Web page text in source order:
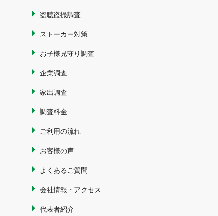
盗聴盗撮調査
ストーカー対策
お子様見守り調査
企業調査
家出調査
調査料金
ご利用の流れ
お客様の声
よくあるご質問
会社情報・アクセス
代表者紹介